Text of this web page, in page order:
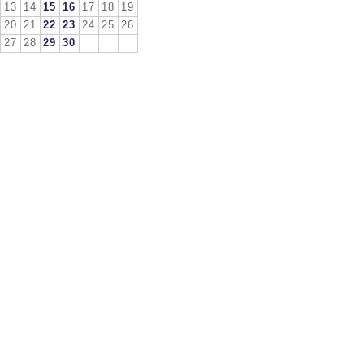
13
14 15 16 17 18
19
20
21 22 23 24 25
26
27
28 29 30